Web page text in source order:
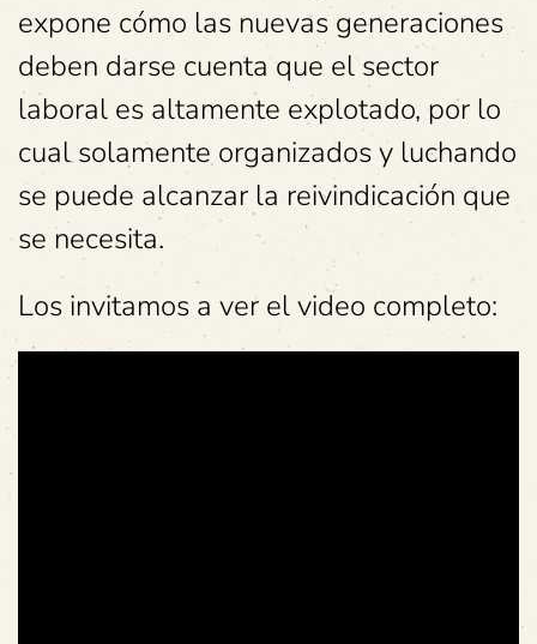
expone cómo las nuevas generaciones
deben darse cuenta que el sector
laboral es altamente explotado, por lo
cual solamente organizados y luchando
se puede alcanzar la reivindicación que
se necesita.
Los invitamos a ver el video completo: